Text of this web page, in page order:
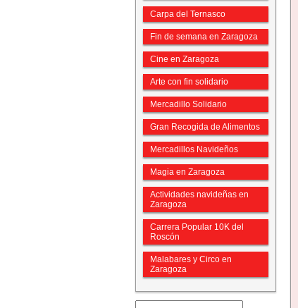
Carpa del Ternasco
Fin de semana en Zaragoza
Cine en Zaragoza
Arte con fin solidario
Mercadillo Solidario
Gran Recogida de Alimentos
Mercadillos Navideños
Magia en Zaragoza
Actividades navideñas en
Zaragoza
Carrera Popular 10K del
Roscón
Malabares y Circo en
Zaragoza